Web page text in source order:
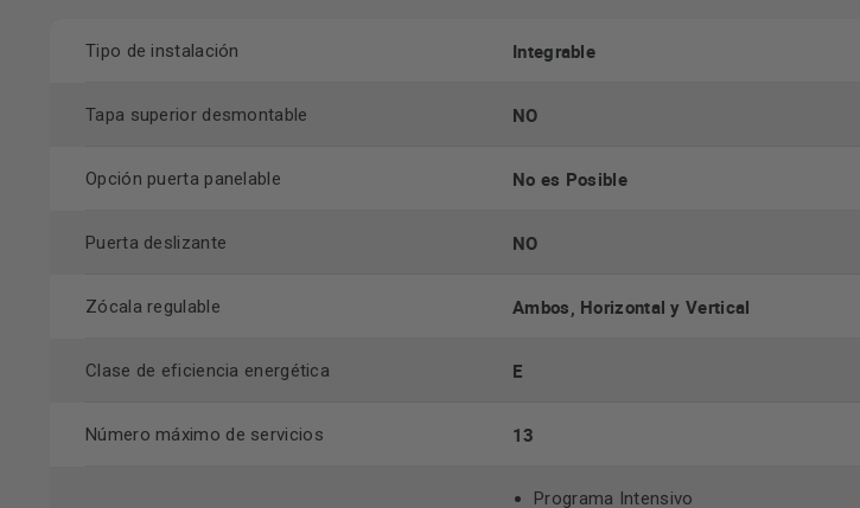
Tipo de instalación Integrable
Tapa superior desmontable NO
Opción puerta panelable No es Posible
Puerta deslizante NO
Zócala regulable Ambos, Horizontal y Vertical
Clase de eficiencia energética E
Número máximo de servicios 13
Programa Intensivo